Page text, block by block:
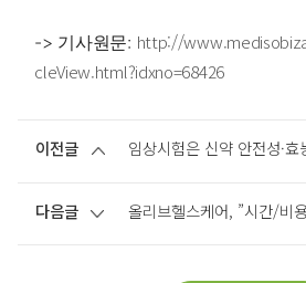
-> 기사원문: http://
cleView.html?idxno=68426
이전글
다음글